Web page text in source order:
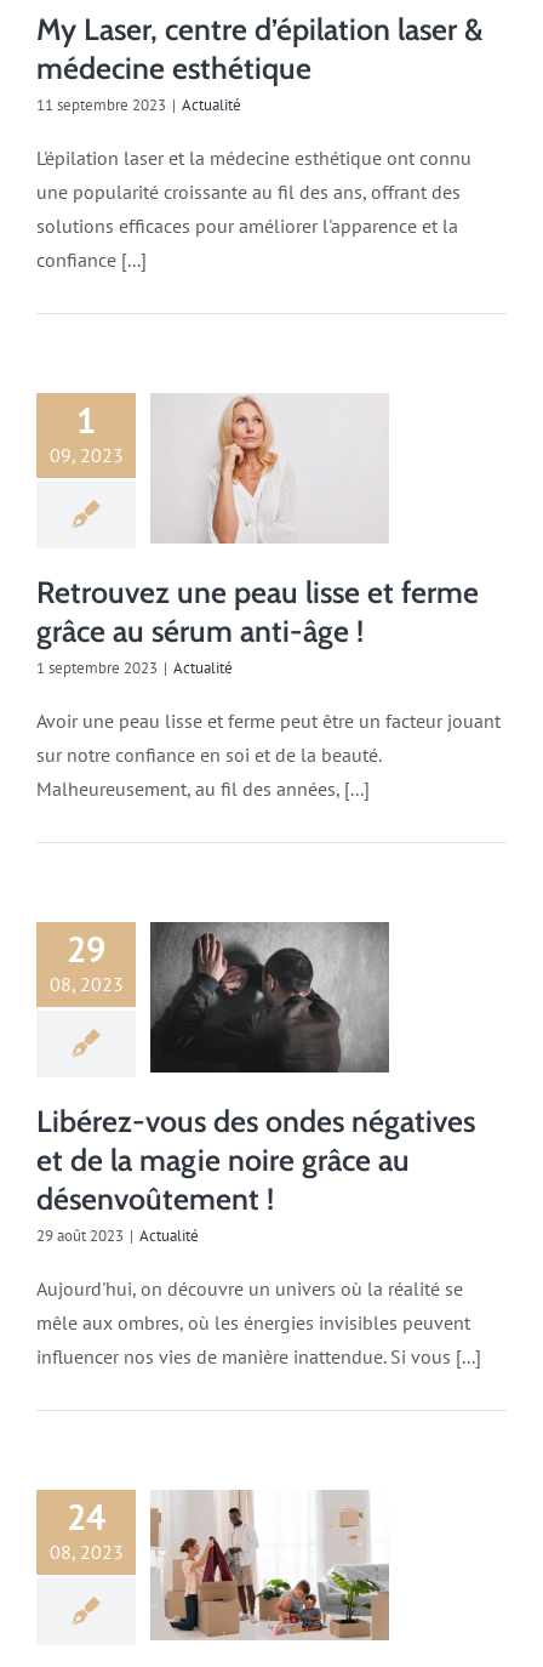
My Laser, centre d’épilation laser &
médecine esthétique
11 septembre 2023 | Actualité
L'épilation laser et la médecine esthétique ont connu
une popularité croissante au fil des ans, offrant des
solutions efficaces pour améliorer l'apparence et la
confiance [...]
1
09, 2023
Retrouvez une peau lisse et ferme
grâce au sérum anti-âge !
1 septembre 2023 | Actualité
Avoir une peau lisse et ferme peut être un facteur jouant
sur notre confiance en soi et de la beauté.
Malheureusement, au fil des années, [...]
29
08, 2023
Libérez-vous des ondes négatives
et de la magie noire grâce au
désenvoûtement !
29 août 2023 | Actualité
Aujourd'hui, on découvre un univers où la réalité se
mêle aux ombres, où les énergies invisibles peuvent
influencer nos vies de manière inattendue. Si vous [...]
24
08, 2023